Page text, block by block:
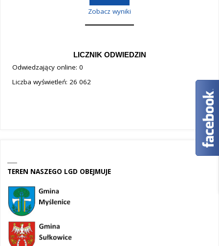
Zobacz wyniki
LICZNIK ODWIEDZIN
Odwiedzający online: 0
Liczba wyświetleń: 26 062
TEREN NASZEGO LGD OBEJMUJE